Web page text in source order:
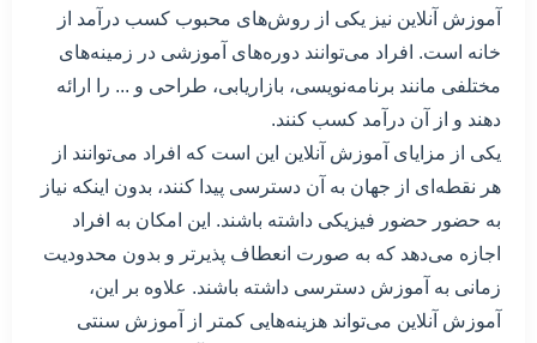
آموزش آنلاین نیز یکی از روش‌های محبوب کسب درآمد از
خانه است. افراد می‌توانند دوره‌های آموزشی در زمینه‌های
مختلفی مانند برنامه‌نویسی، بازاریابی، طراحی و ... را ارائه
دهند و از آن درآمد کسب کنند.
یکی از مزایای آموزش آنلاین این است که افراد می‌توانند از
هر نقطه‌ای از جهان به آن دسترسی پیدا کنند، بدون اینکه نیاز
به حضور حضور فیزیکی داشته باشند. این امکان به افراد
اجازه می‌دهد که به صورت انعطاف پذیرتر و بدون محدودیت
زمانی به آموزش دسترسی داشته باشند. علاوه بر این،
آموزش آنلاین می‌تواند هزینه‌هایی کمتر از آموزش سنتی